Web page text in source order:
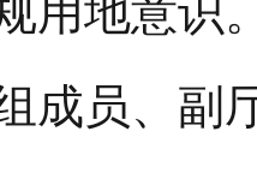
用地意识
成员、副